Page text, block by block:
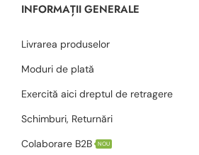
INFORMAȚII GENERALE
Livrarea produselor
Moduri de plată
Exercită aici dreptul de retragere
Schimburi, Returnări
Colaborare B2B
NOU